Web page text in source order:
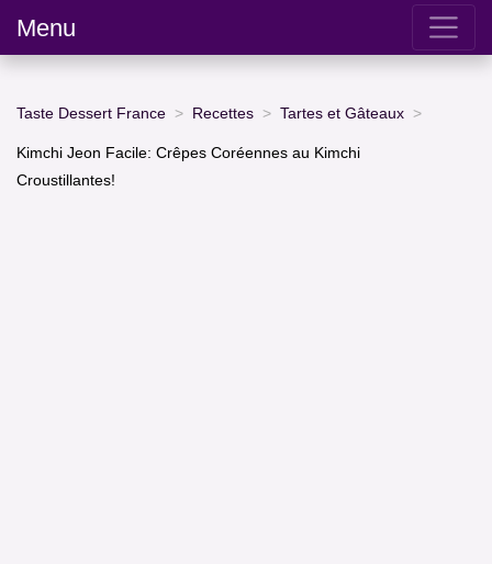
Menu
Taste Dessert France Recettes Tartes et Gâteaux
Kimchi Jeon Facile: Crêpes Coréennes au Kimchi
Croustillantes!